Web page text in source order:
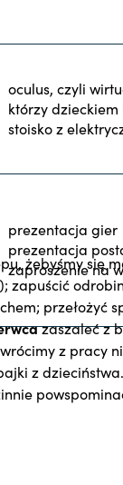
oculus, czyli
którzy
stoisko z
prezentacja gier
prezentacja
zaproszenie na
żebyśmy się
zapuścić
przełożyć
zaszaleć z
z pracy
z